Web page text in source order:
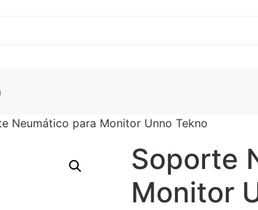
Neumático para Monitor Unno Tekno
Soporte
Monitor